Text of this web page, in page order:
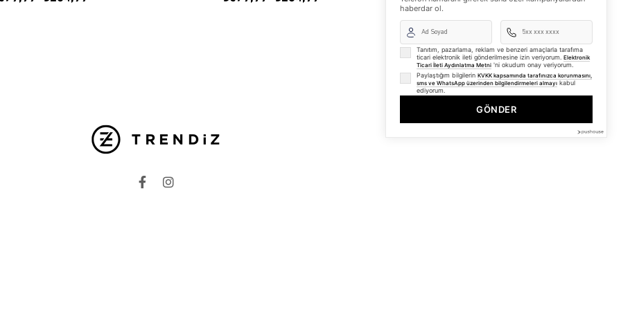
haberdar ol.
Tanıtım, pazarlama, reklam ve benzeri amaçlarla tarafıma
ticari elektronik ileti gönderilmesine izin veriyorum. Elektronik
Ticari İleti Aydınlatma Metni 'ni okudum onay veriyorum.
Paylaştığım bilgilerin KVKK kapsamında tarafınızca korunmasını,
sms ve WhatsApp üzerinden bilgilendirmeleri almayı kabul
ediyorum.
GÖNDER